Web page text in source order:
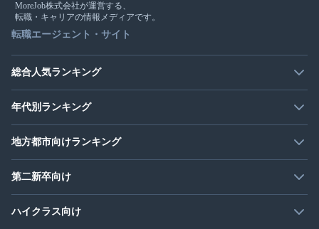
MoreJob株式会社が運営する、
転職・キャリアの情報メディアです。
転職エージェント・サイト
総合人気ランキング
年代別ランキング
地方都市向けランキング
第二新卒向け
ハイクラス向け